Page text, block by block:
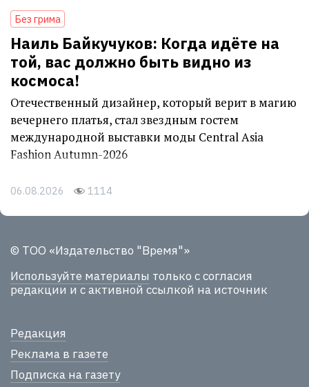
Без грима
Наиль Байкучуков: Когда идёте на
той, вас должно быть видно из
космоса!
Отечественный дизайнер, который верит в магию
вечернего платья, стал звездным гостем
международной выставки моды Central Asia
Fashion Autumn-2026
06.08.2026 1114
© ТОО «Издательство "Время"»
Используйте материалы только с согласия
редакции и с активной ссылкой на источник
Редакция
Реклама в газете
Подписка на газету